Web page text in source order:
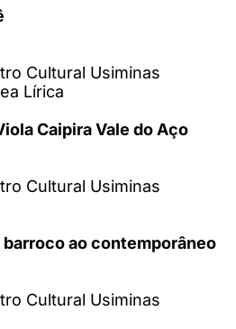
Cultural Usiminas
Lírica
Caipira Vale do Aço
Cultural Usiminas
barroco ao contemporâneo
Cultural Usiminas